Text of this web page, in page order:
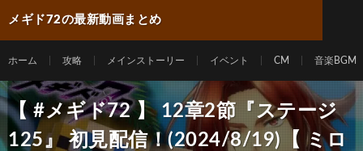
メギド72の最新動画まとめ
ホーム 攻略 メインストーリー イベント CM 音楽BGM
【 #メギド72 】 12章2節『ステージ
125』 初見配信！(2024/8/19)【 ミロ